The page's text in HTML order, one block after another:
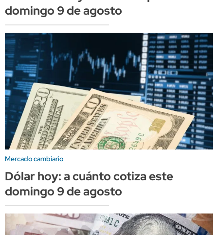
domingo 9 de agosto
Mercado cambiario
Dólar hoy: a cuánto cotiza este
domingo 9 de agosto